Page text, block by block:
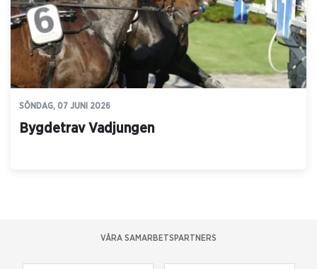
SÖNDAG, 07 JUNI 2026
Bygdetrav Vadjungen
VÅRA SAMARBETSPARTNERS